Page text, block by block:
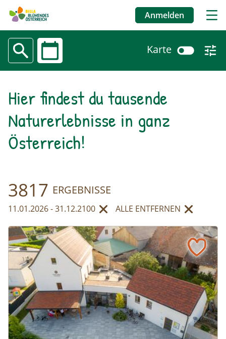
Direkt
Inhalt
Benutzermenü
Anmelden
Datum Karte
Naturerlebnisse
Hier findest du tausende
Naturerlebnisse in ganz
Österreich!
3817 ERGEBNISSE
11.01.2026 - 31.12.2100
entfernen
ALLE ENTFERNEN
ENTFERNEN